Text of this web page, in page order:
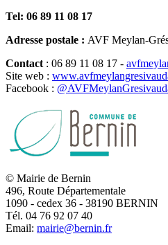
Tel: 06 89 11 08 17
Adresse postale : AVF Meylan-
Contact : 06 89 11 08 17 -
Site web :
Facebook :
© Mairie de Bernin
496, Route Départementale
1090 - cedex 36 - 38190 BERNIN
Tél. 04 76 92 07 40
Email: mairie@bernin.fr